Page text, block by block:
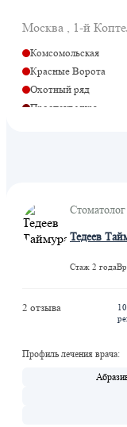
Москва , 1-й
Комсомольская
Красные Ворота
Охотный ряд
Проспект мира
Стоматолог
Тедеев
Стаж 2 года
2 отзыва
Профиль лечения врача: